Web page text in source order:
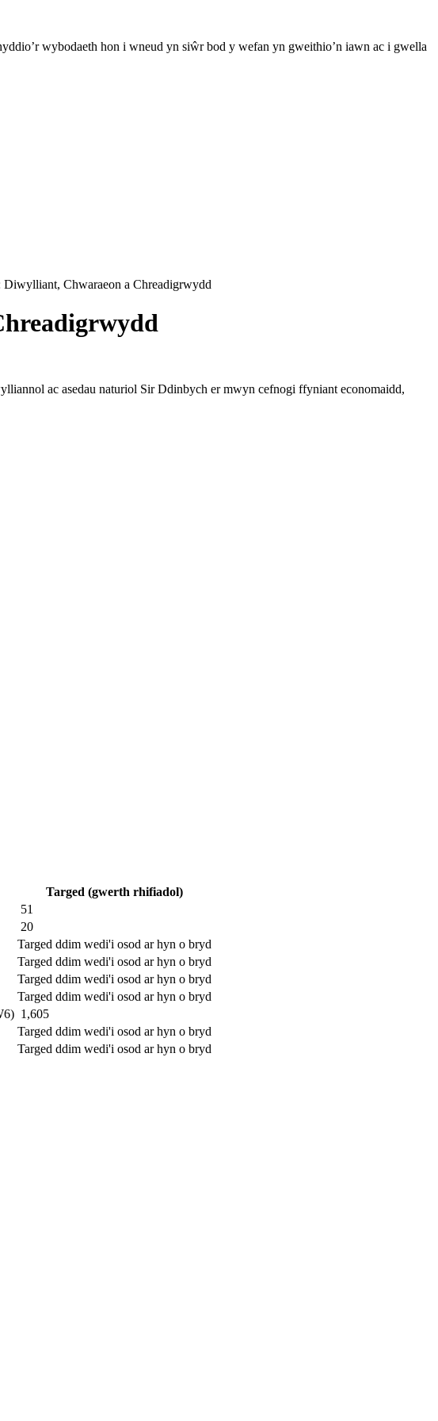
wybodaeth hon i wneud yn siŵr bod y wefan yn gweithio’n iawn ac i gwella
Chwaraeon a Chreadigrwydd
ac asedau naturiol Sir Ddinbych er mwyn cefnogi ffyniant economaidd,
Targed (gwerth rhifiadol)
51
20
Targed ddim wedi'i osod ar hyn o bryd
Targed ddim wedi'i osod ar hyn o bryd
Targed ddim wedi'i osod ar hyn o bryd
Targed ddim wedi'i osod ar hyn o bryd
1,605
Targed ddim wedi'i osod ar hyn o bryd
Targed ddim wedi'i osod ar hyn o bryd